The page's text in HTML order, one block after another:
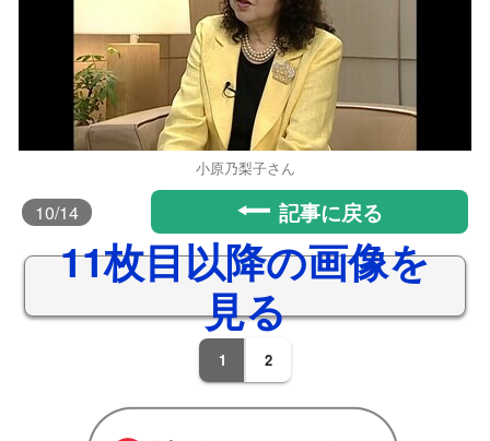
小原乃梨子さん
10/14 記事に戻る
11枚目以降の画像を
見る
1 2